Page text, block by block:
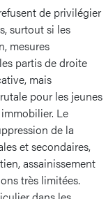
de privilégier
surtout si les
mesures
partis de droite
mais
pour les jeunes
Le
de la
et secondaires,
assainissement
très limitées.